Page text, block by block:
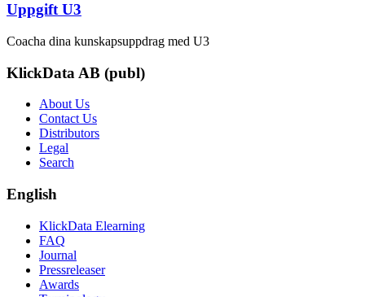
Uppgift U3
Coacha dina kunskapsuppdrag med U3
KlickData AB (publ)
About Us
Contact Us
Distributors
Legal
Search
English
KlickData Elearning
FAQ
Journal
Pressreleaser
Awards